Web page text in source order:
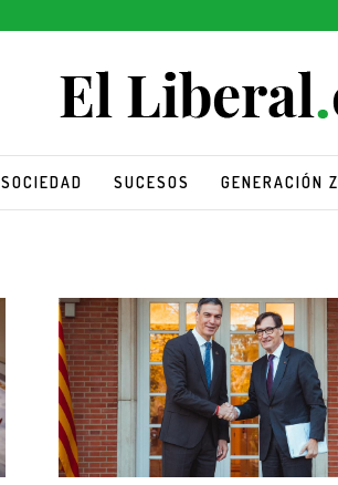
SOCIEDAD SUCESOS GENERACIÓN Z